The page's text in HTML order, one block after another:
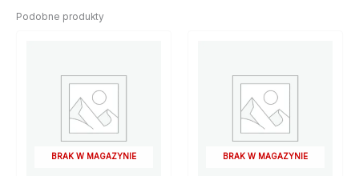
Podobne produkty
BRAK W MAGAZYNIE BRAK W MAGAZYNIE